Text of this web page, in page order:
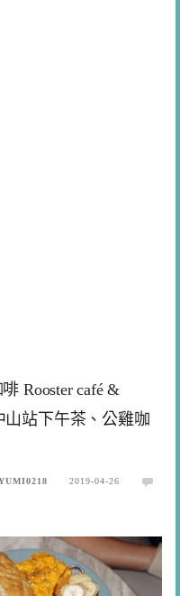
Rooster café &
山站下午茶、公雞咖
2019-04-26